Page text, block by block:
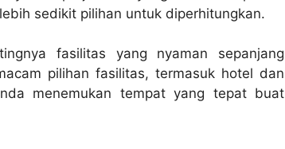
sedikit pilihan untuk diperhitungkan.
fasilitas yang nyaman sepanjang
pilihan fasilitas, termasuk hotel dan
menemukan tempat yang tepat buat